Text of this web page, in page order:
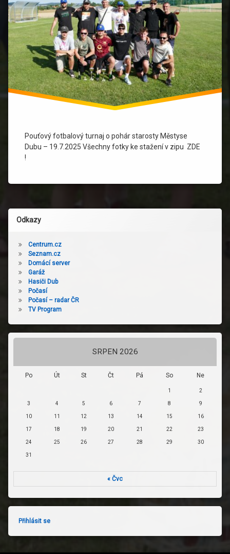
Pouťový fotbalový turnaj o pohár starosty Městyse
Dubu – 19.7.2025 Všechny fotky ke stažení v zipu ZDE
!
Odkazy
Centrum.cz
Seznam.cz
Domácí server
Garáž
Hasiči Dub
Počasí
Počasí – radar ČR
TV Program
SRPEN 2026
Po Út St Čt Pá So Ne
1 2
3 4 5 6 7 8 9
10 11 12 13 14 15 16
17 18 19 20 21 22 23
24 25 26 27 28 29 30
31
« Čvc
Přihlásit se